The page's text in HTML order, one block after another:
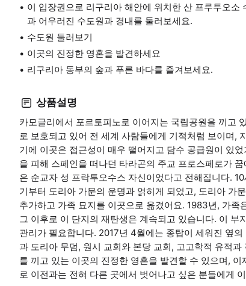
이 입장권으로 리구리아 해안에 위치한 산 프루투오
과 어우러진 수도원과 경내를 둘러보세요.
수도원 둘러보기
이곳의 진정한 영혼을 발견하세요
리구리아 동부의 숲과 푸른 바다를 즐겨보세요.
상품설명
카모글리에서 포르토피노로 이어지는 국립공원을 끼고
로 보호되고 있어 전 세계 사람들에게 기적처럼 보이며,
기에 이곳은 접근성이 매우 떨어지고 담수 공급원이 있
을 피해 스페인을 떠나던 타라곤의 주교 프로스페로가
은 순교자 성 프락투오수스 자신이었다고 전해집니다.
기부터 도리아 가문의 운명과 얽히게 되었고, 도리아 가
추가하고 가족 묘지를 이곳으로 옮겼어요. 1983년, 가족
그 이후로 이 단지의 재탄생은 계속되고 있습니다. 이
관리가 필요합니다. 2017년 4월에는 종탑이 세워진 옆
과 도리아 무덤, 원시 교회와 본당 교회, 고고학적 유적
를 끼고 있는 이곳의 진정한 영혼을 발견할 수 있으며,
로 이전과는 전혀 다른 곳에서 벗어나고 싶은 분들에게